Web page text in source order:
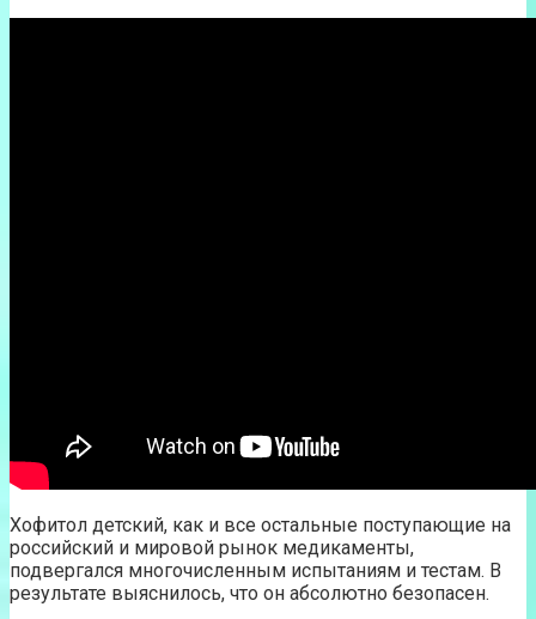
Хофитол детский, как и все остальные поступающие на
российский и мировой рынок медикаменты,
подвергался многочисленным испытаниям и тестам. В
результате выяснилось, что он абсолютно безопасен.